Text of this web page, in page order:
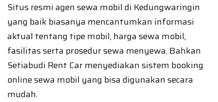
Situs resmi agen sewa mobil di Kedungwaringin
yang baik biasanya mencantumkan informasi
aktual tentang tipe mobil, harga sewa mobil,
fasilitas serta prosedur sewa menyewa. Bahkan
Setiabudi Rent Car menyediakan sistem booking
online sewa mobil yang bisa digunakan secara
mudah.